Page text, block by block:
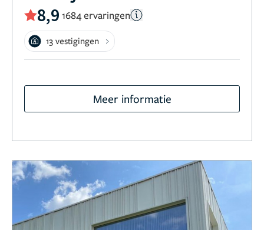
8,9 1684 ervaringen
13 vestigingen
Meer informatie